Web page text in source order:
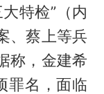
特检”（内
、蔡上等兵
称，金建希
罪名，面临